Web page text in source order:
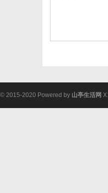
© 2015-2020 Powered by 山亭生活网